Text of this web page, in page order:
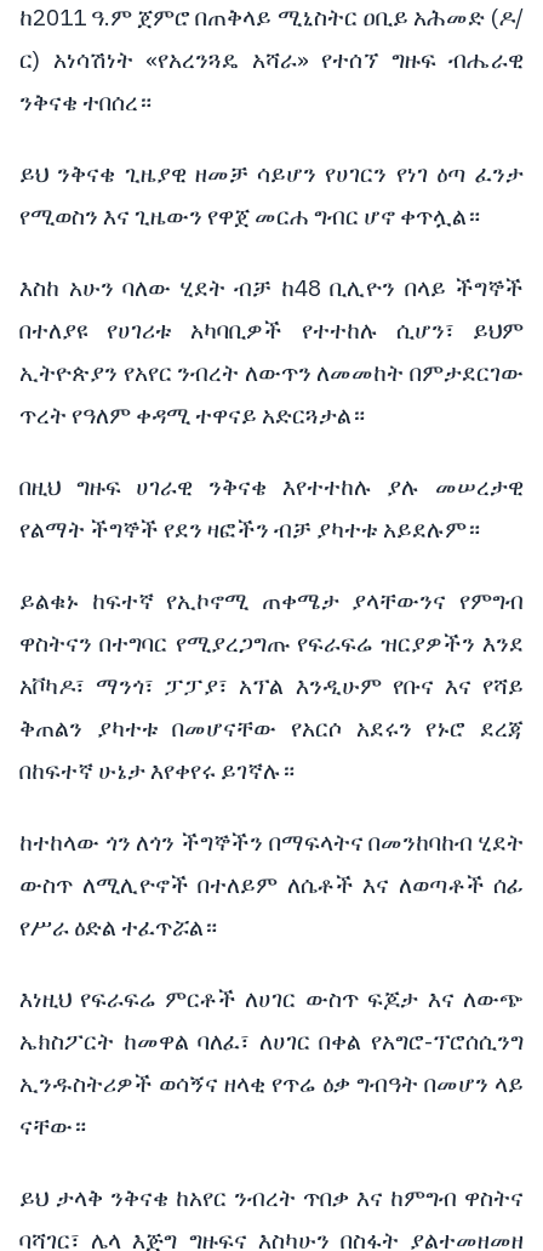
ከ2011 ዓ.ም ጀምሮ በጠቅላይ ሚኒስትር ዐቢይ አሕመድ (ዶ/
ር) አነሳሽነት «የአረንጓዴ አሻራ» የተሰኘ ግዙፍ ብሔራዊ
ንቅናቄ ተበሰረ።
ይህ ንቅናቄ ጊዜያዊ ዘመቻ ሳይሆን የሀገርን የነገ ዕጣ ፈንታ
የሚወስን እና ጊዜውን የዋጀ መርሐ ግብር ሆኖ ቀጥሏል።
እስከ አሁን ባለው ሂደት ብቻ ከ48 ቢሊዮን በላይ ችግኞች
በተለያዩ የሀገሪቱ አካባቢዎች የተተከሉ ሲሆን፣ ይህም
ኢትዮጵያን የአየር ንብረት ለውጥን ለመመከት በምታደርገው
ጥረት የዓለም ቀዳሚ ተዋናይ አድርጓታል።
በዚህ ግዙፍ ሀገራዊ ንቅናቄ እየተተከሉ ያሉ መሠረታዊ
የልማት ችግኞች የደን ዛፎችን ብቻ ያካተቱ አይደሉም።
ይልቁኑ ከፍተኛ የኢኮኖሚ ጠቀሜታ ያላቸውንና የምግብ
ዋስትናን በተግባር የሚያረጋግጡ የፍራፍሬ ዝርያዎችን እንደ
አቮካዶ፣ ማንጎ፣ ፓፓያ፣ አፕል እንዲሁም የቡና እና የሻይ
ቅጠልን ያካተቱ በመሆናቸው የአርሶ አደሩን የኑሮ ደረጃ
በከፍተኛ ሁኔታ እየቀየሩ ይገኛሉ።
ከተከላው ጎን ለጎን ችግኞችን በማፍላትና በመንከባከብ ሂደት
ውስጥ ለሚሊዮኖች በተለይም ለሴቶች እና ለወጣቶች ሰፊ
የሥራ ዕድል ተፈጥሯል።
እነዚህ የፍራፍሬ ምርቶች ለሀገር ውስጥ ፍጆታ እና ለውጭ
ኤክስፖርት ከመዋል ባለፈ፣ ለሀገር በቀል የአግሮ-ፕሮሰሲንግ
ኢንዱስትሪዎች ወሳኝና ዘላቂ የጥሬ ዕቃ ግብዓት በመሆን ላይ
ናቸው።
ይህ ታላቅ ንቅናቄ ከአየር ንብረት ጥበቃ እና ከምግብ ዋስትና
ባሻገር፣ ሌላ እጅግ ግዙፍና እስካሁን በስፋት ያልተመዘመዘ